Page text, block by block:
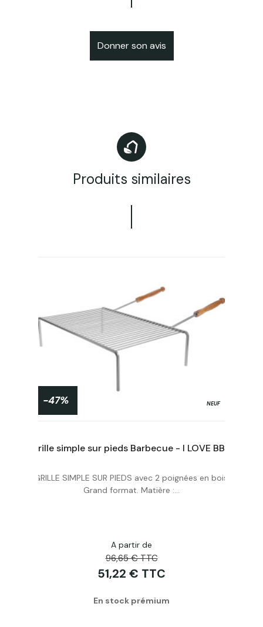
Donner son avis
Produits similaires
Acheter
-47% NEUF
Grille simple sur pieds Barbecue - I LOVE BBQ
GRILLE SIMPLE SUR PIEDS avec 2 poignées en bois.
Grand format. Matière :...
A partir de
96,65 € TTC
51,22 € TTC
En stock prémium